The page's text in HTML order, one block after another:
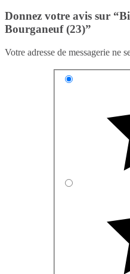
Donnez votre avis sur
Bourganeuf (23)”
Votre adresse de messagerie ne